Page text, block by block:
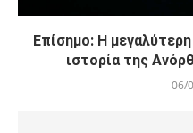
Επίσημο: Η
ιστορία της
06/